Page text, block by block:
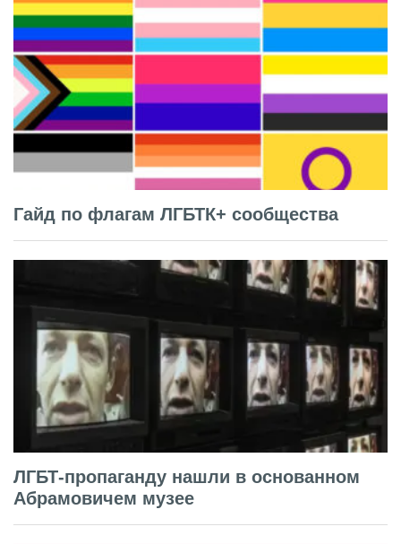
Гайд по флагам ЛГБТК+ сообщества
ЛГБТ-пропаганду нашли в основанном
Абрамовичем музее